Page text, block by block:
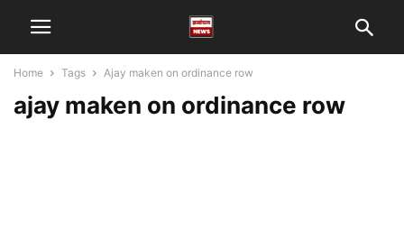
Home Tags Ajay maken on ordinance row
ajay maken on ordinance row